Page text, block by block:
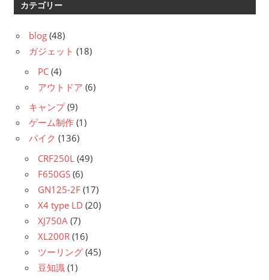
カテゴリー
blog (48)
ガジェット (18)
PC (4)
アウトドア (6)
キャンプ(9)
ゲーム制作 (1)
バイク (136)
CRF250L (49)
F650GS (6)
GN125-2F (17)
X4 type LD (20)
XJ750A (7)
XL200R (16)
ツーリング (45)
豆知識 (1)